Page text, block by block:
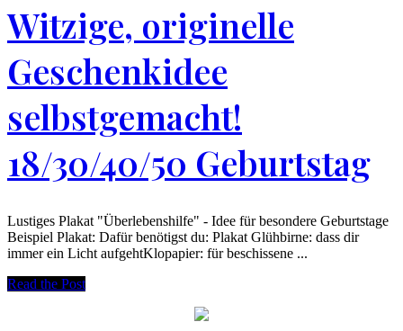
Witzige, originelle
Geschenkidee
selbstgemacht!
18/30/40/50 Geburtstag
Lustiges Plakat "Überlebenshilfe" - Idee für besondere Geburtstage
Beispiel Plakat: Dafür benötigst du: Plakat Glühbirne: dass dir
immer ein Licht aufgehtKlopapier: für beschissene ...
Read the Post